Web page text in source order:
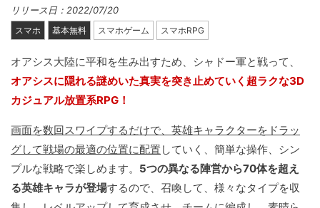
リリース日：2022/07/20
スマホ 基本無料 スマホゲーム スマホRPG
オアシス大陸に平和を生み出すため、シャドー軍と戦って、
オアシスに隠れる謎めいた真実を突き止めていく超ラクな3D
カジュアル放置系RPG！
画面を数回スワイプするだけで、英雄キャラクターをドラッ
グして戦場の最適の位置に配置 していく、簡単な操作、シン
プルな戦略で楽しめます。 5つの異なる陣営から70体を超え
る英雄キャラが登場するので、召喚して、様々なタイプを収